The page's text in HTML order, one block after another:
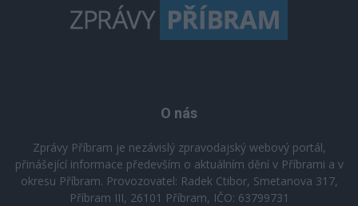
O nás
Zprávy Příbram je nezávislý zpravodajský webový portál,
přinášející informace především o aktuálním dění v Příbrami a v
okresu Příbram. Provozovatel: Radek Ctibor, Smetanova 317,
Příbram III, 26101 Příbram, IČO: 63799731